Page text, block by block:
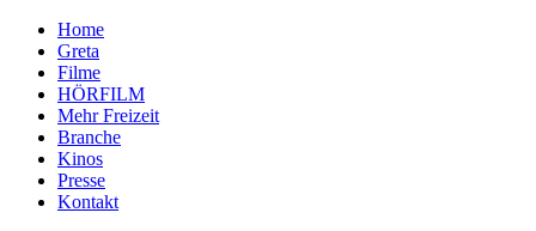
Home
Greta
Filme
HÖRFILM
Mehr Freizeit
Branche
Kinos
Presse
Kontakt